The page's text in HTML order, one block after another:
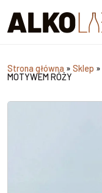
Strona główna » Sklep »
MOTYWEM RÓŻY